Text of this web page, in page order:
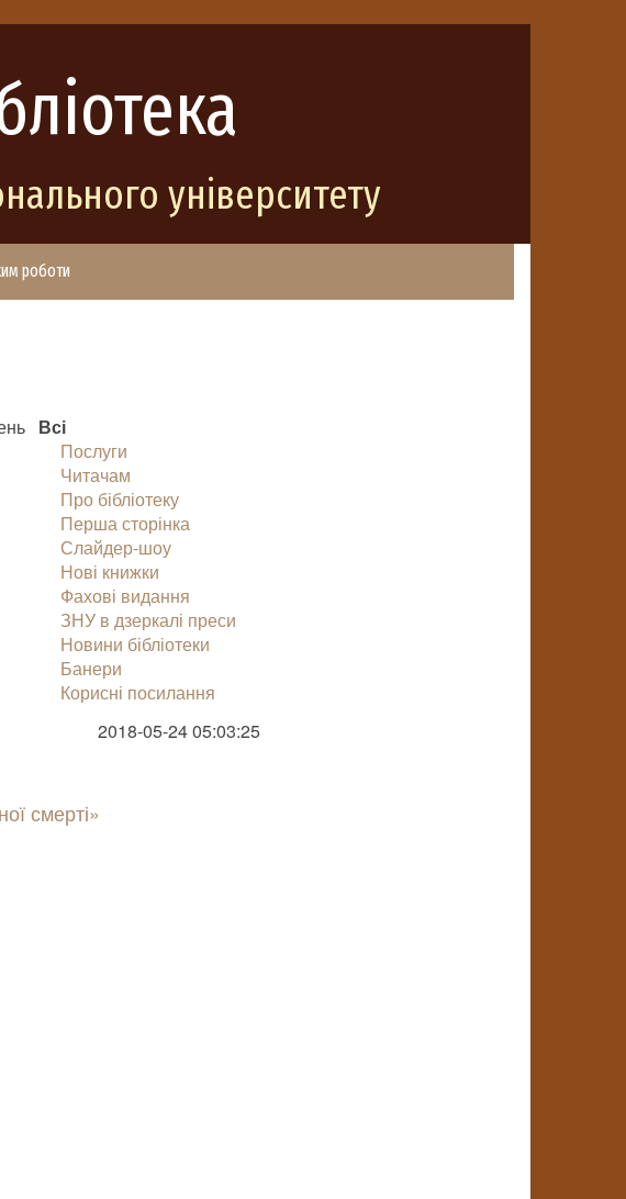
університету
роботи
Всі
Послуги
Читачам
Про бібліотеку
Перша сторінка
Слайдер-шоу
Нові книжки
Фахові видання
ЗНУ в дзеркалі преси
Новини бібліотеки
Банери
Корисні посилання
2018-05-24 05:03:25
смерті»